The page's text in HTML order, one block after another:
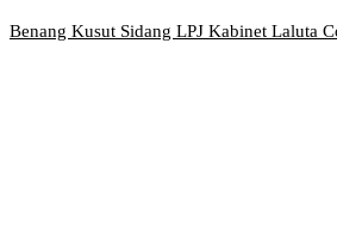
Benang Kusut Sidang LPJ Kabinet Laluta